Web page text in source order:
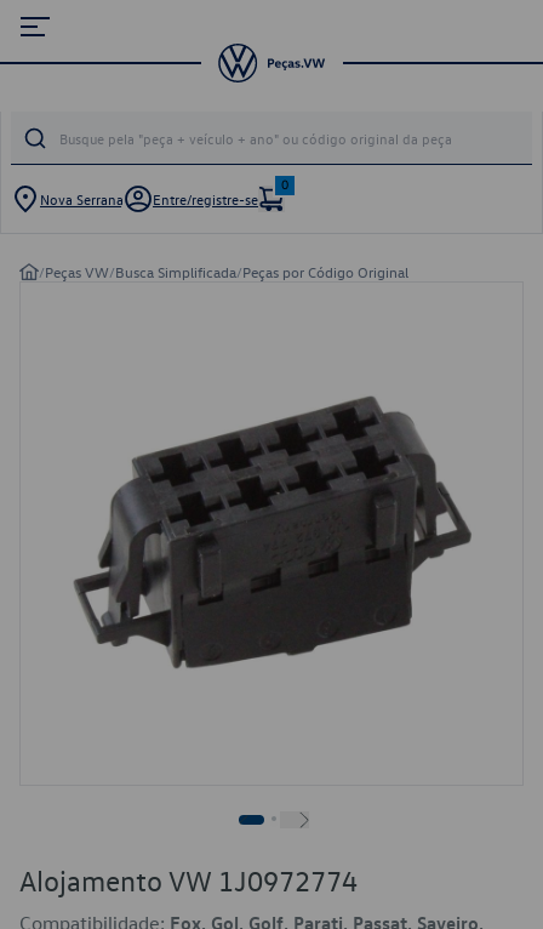
Nova Serrana Entre/registre-se
0
/Peças VW/Busca Simplificada/Peças por Código Original
Alojamento VW 1J0972774
Compatibilidade: Fox, Gol, Golf, Parati, Passat, Saveiro,